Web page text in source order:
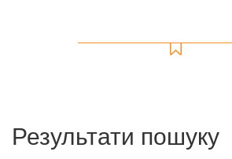
Результати пошуку